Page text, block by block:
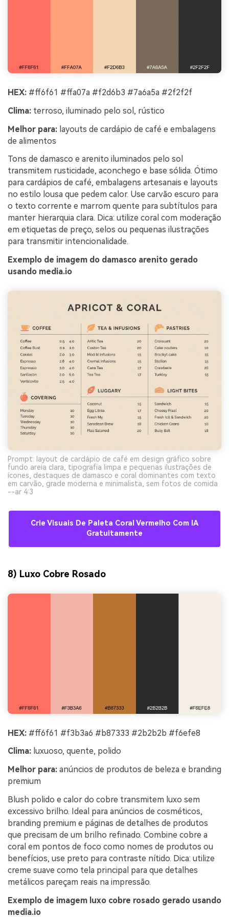
HEX: #ff6f61 #ffa07a #f2d6b3 #7a6a5a #2f2f2f
Clima: terroso, iluminado pelo sol, rústico
Melhor para: layouts de cardápio de café e embalagens
de alimentos
Tons de damasco e arenito iluminados pelo sol
transmitem rusticidade, aconchego e base sólida. Ótimo
para cardápios de café, embalagens artesanais e layouts
no estilo lousa que pedem calor. Use carvão escuro para
o texto corrente e marrom quente para subtítulos para
manter hierarquia clara. Dica: utilize coral com moderação
em etiquetas de preço, selos ou pequenas ilustrações
para transmitir intencionalidade.
Exemplo de imagem do damasco arenito gerado
usando media.io
Prompt: layout de cardápio de café em design gráfico sobre
fundo areia clara, tipografia limpa e pequenas ilustrações de
ícones, destaques de damasco e coral dominantes com texto
em carvão, grade moderna e minimalista, sem fotos de comida
--ar 4:3
Crie Visuais De Paleta Coral Vermelho Com IA
Gratuitamente
8) Luxo Cobre Rosado
HEX: #ff6f61 #f3b3a6 #b87333 #2b2b2b #f6efe8
Clima: luxuoso, quente, polido
Melhor para: anúncios de produtos de beleza e branding
premium
Blush polido e calor do cobre transmitem luxo sem
excessivo brilho. Ideal para anúncios de cosméticos,
branding premium e páginas de detalhes de produtos
que precisam de um brilho refinado. Combine cobre a
coral em pontos de foco como nomes de produtos ou
benefícios, use preto para contraste nítido. Dica: utilize
creme suave como tela principal para que detalhes
metálicos pareçam reais na impressão.
Exemplo de imagem luxo cobre rosado gerado usando
media.io